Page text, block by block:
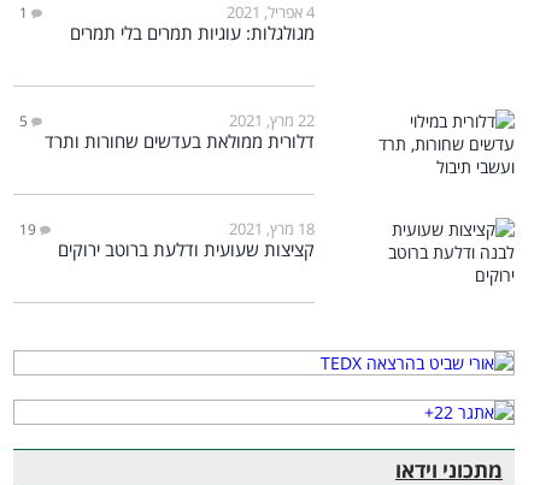
4 אפריל, 2021 1
מגולגלות: עוגיות תמרים בלי תמרים
22 מרץ, 2021 5
דלורית ממולאת בעדשים שחורות ותרד
18 מרץ, 2021 19
קציצות שעועית ודלעת ברוטב ירוקים
מתכוני וידאו